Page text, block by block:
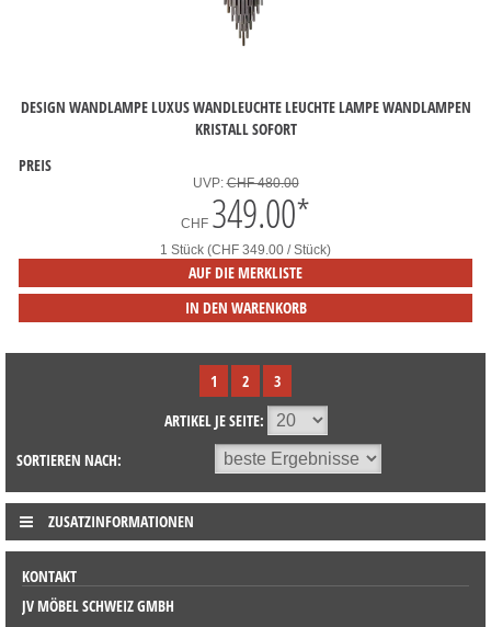
DESIGN WANDLAMPE LUXUS WANDLEUCHTE LEUCHTE LAMPE WANDLAMPEN
KRISTALL SOFORT
PREIS
UVP:CHF 480.00
CHF 349.00*
1 Stück (CHF 349.00 / Stück)
AUF DIE MERKLISTE
IN DEN WARENKORB
1 2
3
ARTIKEL JE SEITE:
SORTIEREN NACH:
ZUSATZINFORMATIONEN
KONTAKT
JV MÖBEL SCHWEIZ GMBH